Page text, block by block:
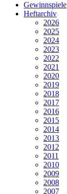
Gewinnspiele
Heftarchiv
2026
2025
2024
2023
2022
2021
2020
2019
2018
2017
2016
2015
2014
2013
2012
2011
2010
2009
2008
2007